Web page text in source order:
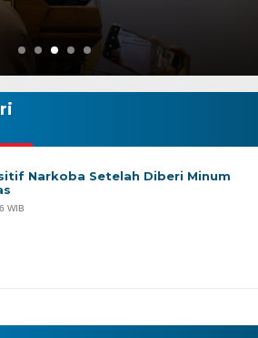
Narkoba Setelah Diberi Minum
WIB